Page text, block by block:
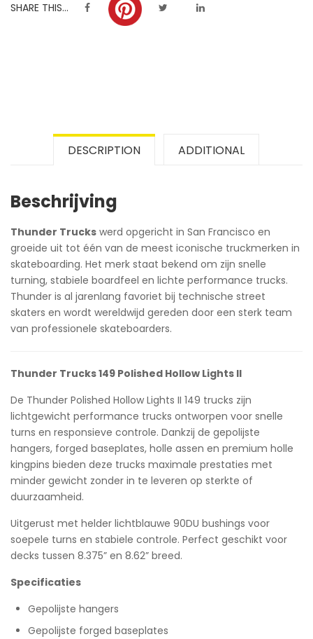
SHARE THIS...
DESCRIPTION ADDITIONAL
Beschrijving
Thunder Trucks werd opgericht in San Francisco en
groeide uit tot één van de meest iconische truckmerken in
skateboarding. Het merk staat bekend om zijn snelle
turning, stabiele boardfeel en lichte performance trucks.
Thunder is al jarenlang favoriet bij technische street
skaters en wordt wereldwijd gereden door een sterk team
van professionele skateboarders.
Thunder Trucks 149 Polished Hollow Lights II
De Thunder Polished Hollow Lights II 149 trucks zijn
lichtgewicht performance trucks ontworpen voor snelle
turns en responsieve controle. Dankzij de gepolijste
hangers, forged baseplates, holle assen en premium holle
kingpins bieden deze trucks maximale prestaties met
minder gewicht zonder in te leveren op sterkte of
duurzaamheid.
Uitgerust met helder lichtblauwe 90DU bushings voor
soepele turns en stabiele controle. Perfect geschikt voor
decks tussen 8.375” en 8.62” breed.
Specificaties
Gepolijste hangers
Gepolijste forged baseplates